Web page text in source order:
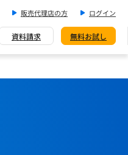
販売代理店の方 ログイン
資料請求 無料お試し